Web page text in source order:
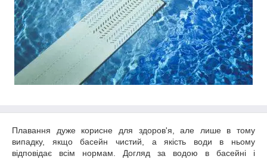
Плавання дуже корисне для здоров'я, але лише в тому
випадку, якщо басейн чистий, а якість води в ньому
відповідає всім нормам. Догляд за водою в басейні і